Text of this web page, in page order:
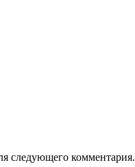
следующего комментария.